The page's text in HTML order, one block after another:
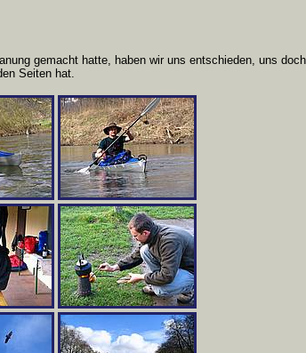
gemacht hatte, haben wir uns entschieden, uns
Seiten hat.